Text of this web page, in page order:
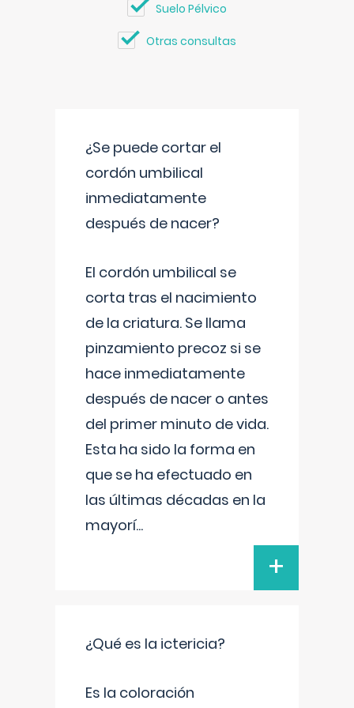
Suelo Pélvico
Otras consultas
¿Se puede cortar el
cordón umbilical
inmediatamente
después de nacer?
El cordón umbilical se
corta tras el nacimiento
de la criatura. Se llama
pinzamiento precoz si se
hace inmediatamente
después de nacer o antes
del primer minuto de vida.
Esta ha sido la forma en
que se ha efectuado en
las últimas décadas en la
mayorí...
+
¿Qué es la ictericia?
Es la coloración